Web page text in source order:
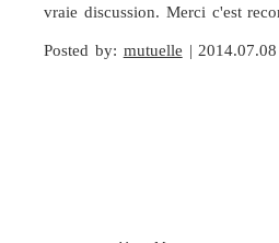
vraie discussion. Merci c'est
Posted by: mutuelle | 2014.07.08